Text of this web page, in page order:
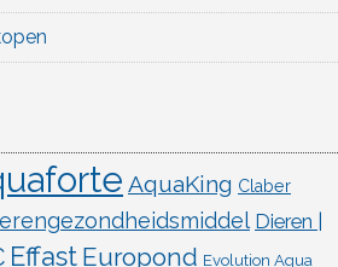
AquaKing Claber
Dieren |
Effast Europond Evolution Aqua